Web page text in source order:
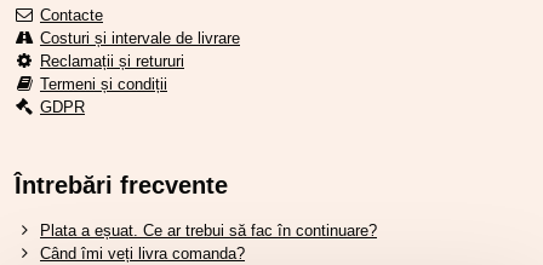
Contacte
Costuri și intervale de livrare
Reclamații și retururi
Termeni și condiții
GDPR
Întrebări frecvente
Plata a eșuat. Ce ar trebui să fac în continuare?
Când îmi veți livra comanda?